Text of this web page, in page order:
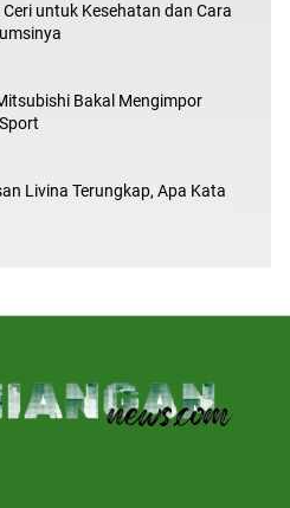
untuk Kesehatan dan Cara
Bakal Mengimpor
Livina Terungkap, Apa Kata